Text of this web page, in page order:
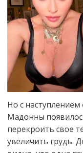
Но с
Мадонны
перекроить свое
увеличить грудь.